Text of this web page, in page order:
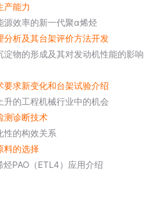
产能力
源效率的新一代聚α烯烃
分析及其台架评价方法开发
淀物的形成及其对发动机性能的影响
要求新变化和台架试验介绍
升的工程机械行业中的机会
测诊断技术
性的构效关系
料的选择
PAO（ETL4）应用介绍